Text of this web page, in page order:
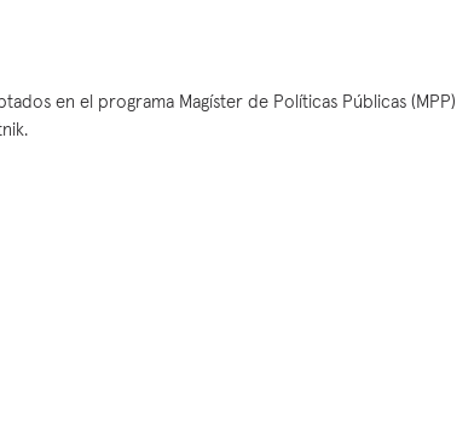
en el programa Magíster de Políticas Públicas (MPP)